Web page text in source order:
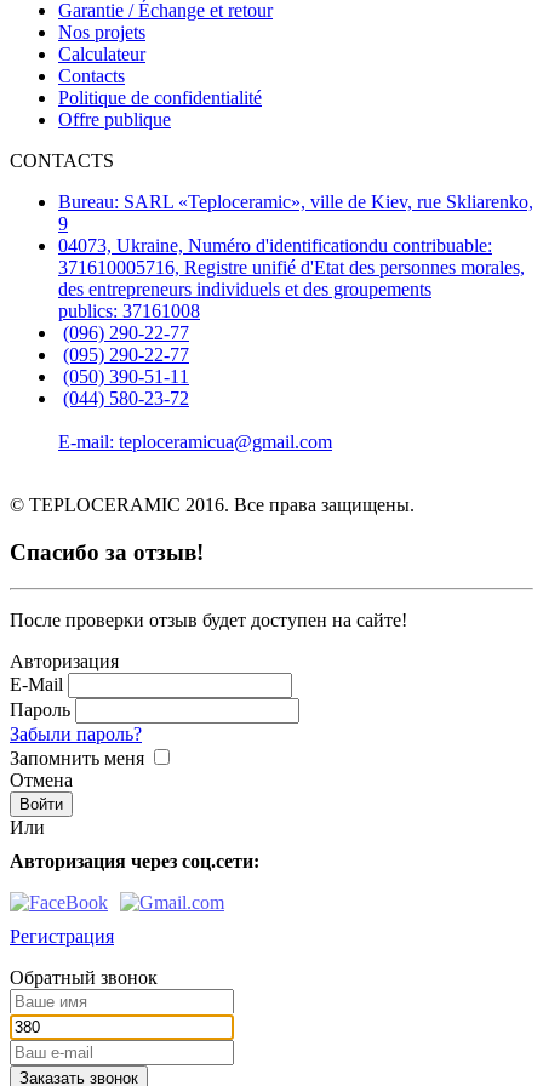
Garantie / Échange et retour
Nos projets
Calculateur
Contacts
Politique de confidentialité
Offre publique
CONTACTS
Bureau: SARL «Teploceramic», ville de Kiev, rue Skliarenko,
9
04073, Ukraine, Numéro d'identificationdu contribuable:
371610005716, Registre unifié d'Etat des personnes morales,
des entrepreneurs individuels et des groupements
publics: 37161008
(096) 290-22-77
(095) 290-22-77
(050) 390-51-11
(044) 580-23-72
E-mail: teploceramicua@gmail.com
© TEPLOCERAMIC 2016. Все права защищены.
Спасибо за отзыв!
После проверки отзыв будет доступен на сайте!
Авторизация
E-Mail
Пароль
Забыли пароль?
Запомнить меня
Отмена
Или
Авторизация через соц.сети:
Регистрация
Обратный звонок
Заказать звонок